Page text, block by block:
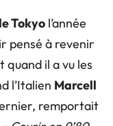
Tokyo l’année
pensé à revenir
quand il a vu les
l’Italien Marcell
remportait